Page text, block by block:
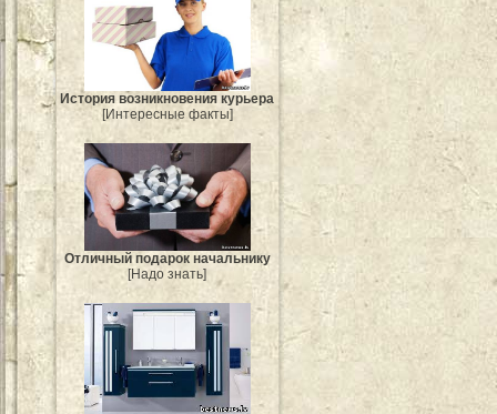
История возникновения курьера
[Интересные факты]
Отличный подарок начальнику
[Надо знать]